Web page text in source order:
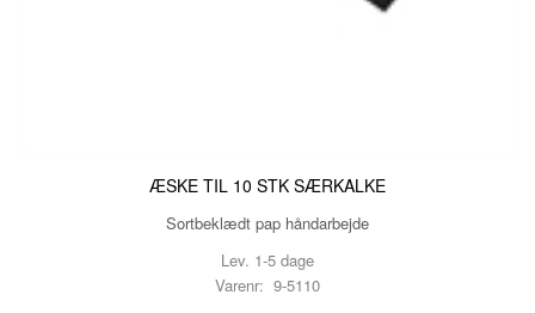
ÆSKE TIL 10 STK SÆRKALKE
Sortbeklædt pap håndarbejde
Lev. 1-5 dage
Varenr: 9-5110